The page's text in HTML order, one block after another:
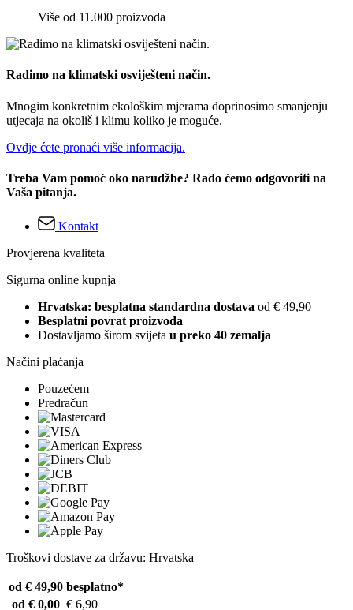
Više od 11.000 proizvoda
Radimo na klimatski osviješteni način.
Mnogim konkretnim ekološkim mjerama doprinosimo smanjenju
utjecaja na okoliš i klimu koliko je moguće.
Ovdje ćete pronaći više informacija.
Treba Vam pomoć oko narudžbe? Rado ćemo odgovoriti na
Vaša pitanja.
Kontakt
Provjerena kvaliteta
Sigurna online kupnja
Hrvatska: besplatna standardna dostava od € 49,90
Besplatni povrat proizvoda
Dostavljamo širom svijeta u preko 40 zemalja
Načini plaćanja
Pouzećem
Predračun
Troškovi dostave za državu: Hrvatska
od € 49,90 besplatno*
od € 0,00 € 6,90